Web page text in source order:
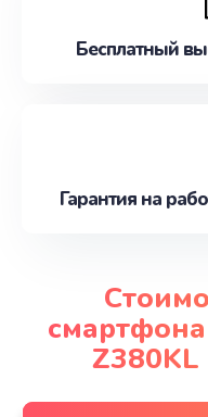
Бесплатный
Гарантия на